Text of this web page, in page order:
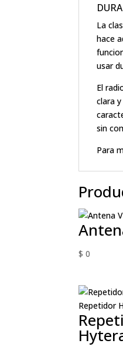
La
hace
usar
El
clara
sin
Para
$ 0